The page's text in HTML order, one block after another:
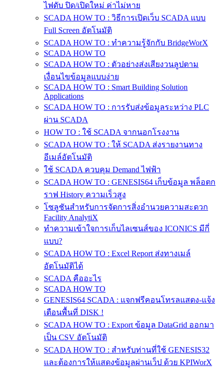
ไฟดับ ปิด/เปิดใหม่ ค่าไม่หาย
SCADA HOW TO : วิธีการเปิดเว็บ SCADA แบบ
Full Screen อัตโนมัติ
SCADA HOW TO : ทำความรู้จักกับ BridgeWorX
SCADA HOW TO
SCADA HOW TO : ตัวอย่างส่งเสียงวนลูปตาม
เงื่อนไขข้อมูลแบบง่าย
SCADA HOW TO : Smart Building Solution
Applications
SCADA HOW TO : การรับส่งข้อมูลระหว่าง PLC
ผ่าน SCADA
HOW TO : ใช้ SCADA จากนอกโรงงาน
SCADA HOW TO : ให้ SCADA ส่งรายงานทาง
อีเมล์อัตโนมัติ
ใช้ SCADA ควบคุม Demand ไฟฟ้า
SCADA HOW TO : GENESIS64 เก็บข้อมูล พล็อตก
ราฟ History ความเร็วสูง
โซลูชันสำหรับการจัดการสิ่งอำนวยความสะดวก
Facility AnalytiX
ทำความเข้าใจการเก็บไลเซนส์ของ ICONICS มีกี่
แบบ?
SCADA HOW TO : Excel Report ส่งทางเมล์
อัตโนมัติได้
SCADA คืออะไร
SCADA HOW TO
GENESIS64 SCADA : แจกฟรีคอนโทรลแสดง-แจ้ง
เตือนพื้นที่ DISK !
SCADA HOW TO : Export ข้อมูล DataGrid ออกมา
เป็น CSV อัตโนมัติ
SCADA HOW TO : สำหรับท่านที่ใช้ GENESIS32
และต้องการให้แสดงข้อมูลผ่านเว็ป ด้วย KPIWorX